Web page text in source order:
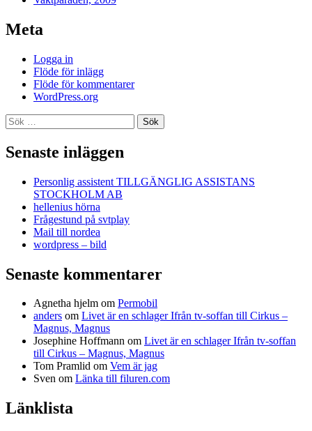
Meta
Logga in
Flöde för inlägg
Flöde för kommentarer
WordPress.org
Sök
efter:
Senaste inläggen
Personlig assistent TILLGÄNGLIG ASSISTANS
STOCKHOLM AB
hellenius hörna
Frågestund på svtplay
Mail till nordea
wordpress – bild
Senaste kommentarer
Agnetha hjelm om Permobil
anders om Livet är en schlager Ifrån tv-soffan till Cirkus –
Magnus, Magnus
Josephine Hoffmann om Livet är en schlager Ifrån tv-soffan
till Cirkus – Magnus, Magnus
Tom Pramlid om Vem är jag
Sven om Länka till filuren.com
Länklista